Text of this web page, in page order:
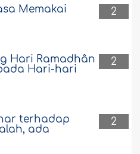
2
Memakai
2
Hari Ramadhân
Hari-hari
2
terhadap
ada